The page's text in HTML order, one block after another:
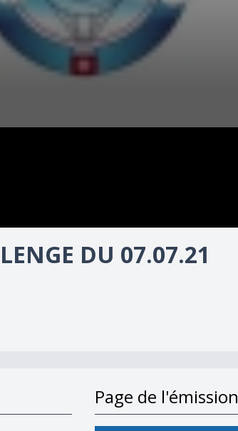
DU 07.07.21
Page de l'émission